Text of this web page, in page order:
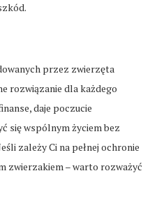
przez zwierzęta
rozwiązanie dla każdego
daje poczucie
się wspólnym życiem bez
zależy Ci na pełnej ochronie
zwierzakiem – warto rozważyć